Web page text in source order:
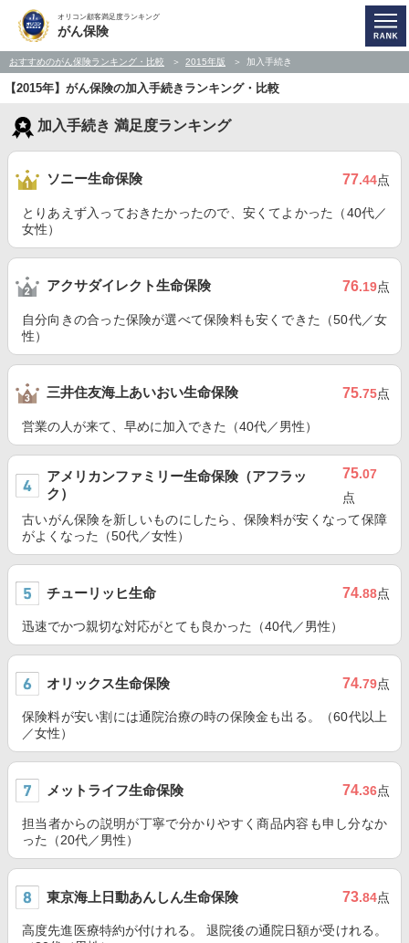
オリコン顧客満足度ランキング
がん保険
おすすめのがん保険ランキング・比較 2015年版 加入手続き
【2015年】がん保険の加入手続きランキング・比較
加入手続き 満足度ランキング
ソニー生命保険 77.44点
とりあえず入っておきたかったので、安くてよかった（40代／
女性）
アクサダイレクト生命保険 76.19点
自分向きの合った保険が選べて保険料も安くできた（50代／女
性）
三井住友海上あいおい生命保険 75.75点
営業の人が来て、早めに加入できた（40代／男性）
アメリカンファミリー生命保険（アフラッ
ク）
75.07
点
古いがん保険を新しいものにしたら、保険料が安くなって保障
がよくなった（50代／女性）
チューリッヒ生命 74.88点
迅速でかつ親切な対応がとても良かった（40代／男性）
オリックス生命保険 74.79点
保険料が安い割には通院治療の時の保険金も出る。（60代以上
／女性）
メットライフ生命保険 74.36点
担当者からの説明が丁寧で分かりやすく商品内容も申し分なか
った（20代／男性）
東京海上日動あんしん生命保険 73.84点
高度先進医療特約が付けれる。 退院後の通院日額が受けれる。